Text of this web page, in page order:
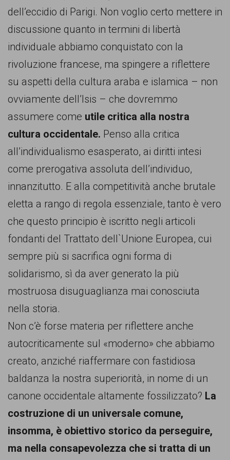
dell’eccidio di Parigi. Non voglio certo mettere in
discussione quanto in termini di libertà
individuale abbiamo conquistato con la
rivoluzione francese, ma spingere a riflettere
su aspetti della cultura araba e islamica – non
ovviamente dell’Isis – che dovremmo
assumere come utile critica alla nostra
cultura occidentale. Penso alla critica
all’individualismo esasperato, ai diritti intesi
come prerogativa assoluta dell’individuo,
innanzitutto. E alla competitività anche brutale
eletta a rango di regola essenziale, tanto è vero
che questo principio è iscritto negli articoli
fondanti del Trattato dell`Unione Europea, cui
sempre più si sacrifica ogni forma di
solidarismo, sì da aver generato la più
mostruosa disuguaglianza mai conosciuta
nella storia.
Non c’è forse materia per riflettere anche
autocriticamente sul «moderno» che abbiamo
creato, anziché riaffermare con fastidiosa
baldanza la nostra superiorità, in nome di un
canone occidentale altamente fossilizzato? La
costruzione di un universale comune,
insomma, è obiettivo storico da perseguire,
ma nella consapevolezza che si tratta di un